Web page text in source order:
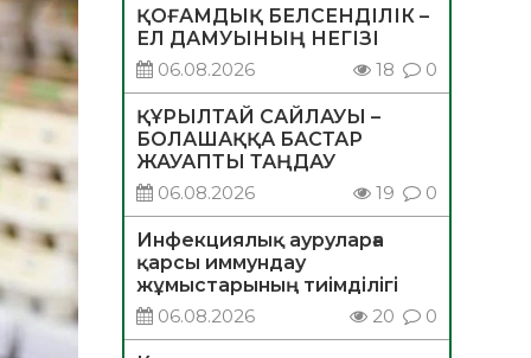
ҚОҒАМДЫҚ БЕЛСЕНДІЛІК –
ЕЛ ДАМУЫНЫҢ НЕГІЗІ
06.08.2026
18 0
ҚҰРЫЛТАЙ САЙЛАУЫ –
БОЛАШАҚҚА БАСТАР
ЖАУАПТЫ ТАҢДАУ
06.08.2026
19 0
Инфекциялық ауруларға
қарсы иммундау
жұмыстарының тиімділігі
06.08.2026
20 0